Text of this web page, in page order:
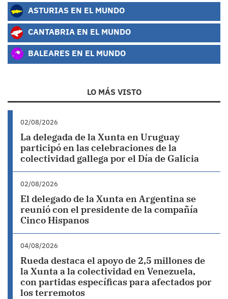
ASTURIAS EN EL MUNDO
CANTABRIA EN EL MUNDO
BALEARES EN EL MUNDO
LO MÁS VISTO
02/08/2026
La delegada de la Xunta en Uruguay
participó en las celebraciones de la
colectividad gallega por el Día de Galicia
02/08/2026
El delegado de la Xunta en Argentina se
reunió con el presidente de la compañía
Cinco Hispanos
04/08/2026
Rueda destaca el apoyo de 2,5 millones de
la Xunta a la colectividad en Venezuela,
con partidas específicas para afectados por
los terremotos